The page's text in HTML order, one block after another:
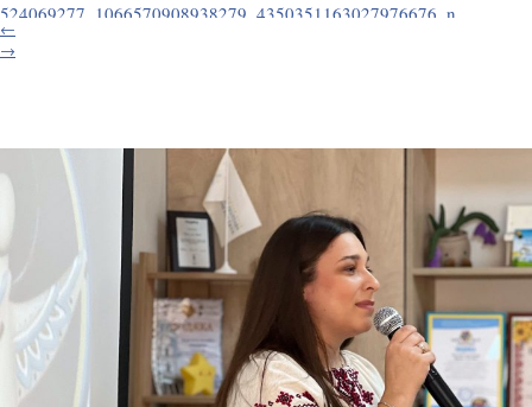
524069277_1066570908938279_4350351163027976676_n
29 Липня 2025 11:20
←
→